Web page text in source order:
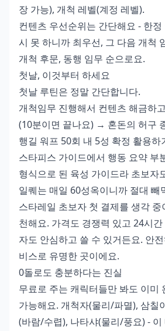
장 가능), 개척 레벨(계정 레벨).
컨텐츠 우선순위는 간단해요 - 한
시 못 하니까 최우선, 그 다음 개척
개척 후문, 동행 임무 순으로요.
첫날, 이것부터 하세요
첫날 루틴은 정말 간단합니다.
개척임무 진행해서 컨텐츠 해금하
(10분이면 끝나요) → 혼돈의 허구
행길 워프 50회 내 5성 확정 활용하
스타피스 가이드에서 행동 요약 부
형식으로 된 육성 가이드라 초보자
일퀘는 매일 60성옥이니까 절대 빼
스타레일 초보자 첫 결제를 생각
천해요. 가격도 경쟁력 있고 24시
자도 안심하고 쓸 수 있거든요. 안
비스로 유명한 곳이에요.
0돌로도 충분하다는 진실
무료로 주는 캐릭터들만 봐도 이미
가능해요. 개척자(물리/파멸), 삼칠
(바람/수렵), 나타샤(물리/풍요) - 이